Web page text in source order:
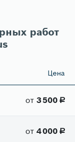
работ
Цена
от 3​ 500руб.
от 4​ 000 руб.